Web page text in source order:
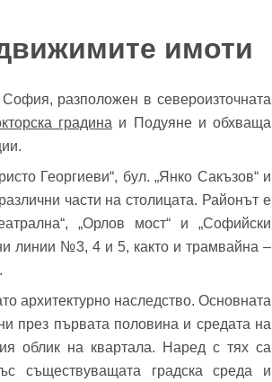
имоти
разположен в североизточната
градина и Подуяне и обхваща
Георгиеви“, бул. „Янко Сакъзов“ и
части на столицата. Районът е
„Орлов мост“ и „Софийски
линии №3, 4 и 5, както и трамвайна –
архитектурно наследство. Основната
през първата половина и средата на
облик на квартала. Наред с тях са
съществуващата градска среда и